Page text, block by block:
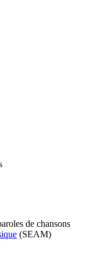
de chansons
(SEAM)